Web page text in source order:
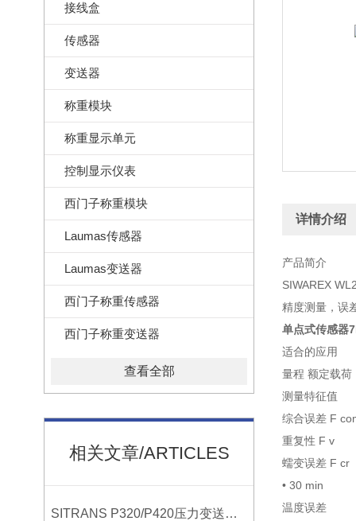
接线盒
传感器
变送器
称重模块
称重显示单元
控制显示仪表
西门子称重模块
Laumas传感器
Laumas变送器
西门子称重传感器
西门子称重变送器
查看全部
相关文章/ARTICLES
SITRANS P320/P420压力变送器概述
详情介绍
产品简介
SIWAREX
精度测量，误
单点式传感器
适合的应
量程 额定
测量特征值
综合误差
重复性
蠕变误差 F cr
• 30
温度误差